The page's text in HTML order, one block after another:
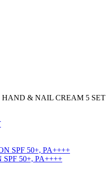
HAND & NAIL CREAM 5 SET
50+, PA++++